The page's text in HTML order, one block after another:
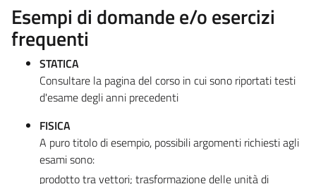
Esempi di domande e/o esercizi
frequenti
STATICA
Consultare la pagina del corso in cui sono riportati testi
d'esame degli anni precedenti
FISICA
A puro titolo di esempio, possibili argomenti richiesti agli
esami sono:
prodotto tra vettori; trasformazione delle unità di